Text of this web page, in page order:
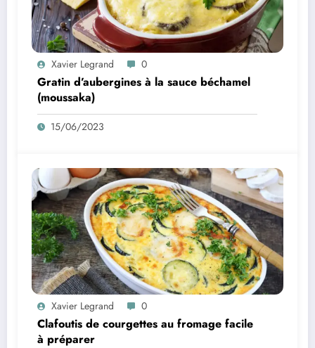
Xavier Legrand 0
Gratin d’aubergines à la sauce béchamel
(moussaka)
15/06/2023
Xavier Legrand 0
Clafoutis de courgettes au fromage facile
à préparer